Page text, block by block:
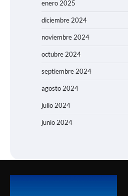
enero 2025
diciembre 2024
noviembre 2024
octubre 2024
septiembre 2024
agosto 2024
julio 2024
junio 2024